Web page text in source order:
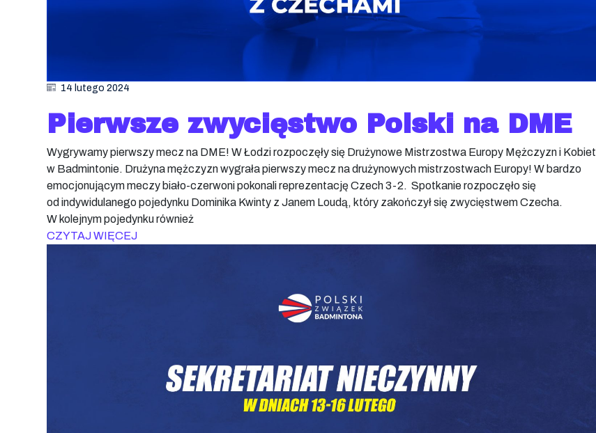
14 lutego 2024
Pierwsze zwycięstwo Polski na DME
Wygrywamy pierwszy mecz na DME! W Łodzi rozpoczęły się Drużynowe Mistrzostwa Europy Mężczyzn i Kobiet
w Badmintonie. Drużyna mężczyzn wygrała pierwszy mecz na drużynowych mistrzostwach Europy! W bardzo
emocjonującym meczy biało-czerwoni pokonali reprezentację Czech 3-2. Spotkanie rozpoczęło się
od indywidulanego pojedynku Dominika Kwinty z Janem Loudą, który zakończył się zwycięstwem Czecha.
W kolejnym pojedynku również
CZYTAJ WIĘCEJ